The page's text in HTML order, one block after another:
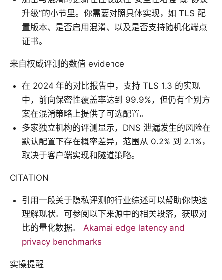
升级”的小节里。你需要对照具体实现，如 TLS 配
置版本、是否启用混淆、以及是否支持随机化端点
证书。
来自权威评测的数值 evidence
在 2024 年的对比报告中，支持 TLS 1.3 的实现
中，前向保密性覆盖率达到 99.9%，但仍有个别方
案在混淆策略上提供了可选配置。
多家独立机构的评测显示，DNS 泄漏发生的风险在
默认配置下存在概率差异，范围从 0.2% 到 2.1%，
取决于客户端实现和隧道策略。
CITATION
引用一段关于隐私评测的行业综述可以帮助你快速
理解现状。可参阅以下来源中的相关段落，获取对
比的量化数据。 Akamai edge latency and
privacy benchmarks
实操提醒